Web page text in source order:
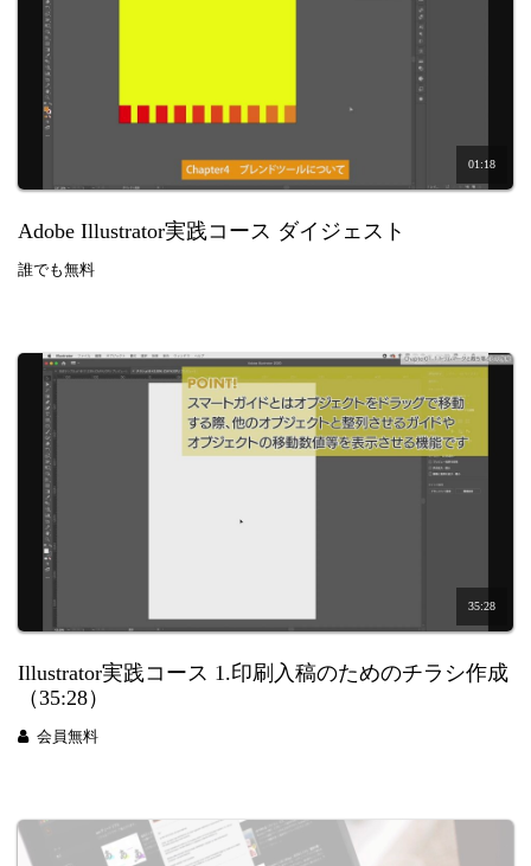
01:18
Adobe Illustrator実践コース ダイジェスト
誰でも無料
35:28
Illustrator実践コース 1.印刷入稿のためのチラシ作成
（35:28）
会員無料